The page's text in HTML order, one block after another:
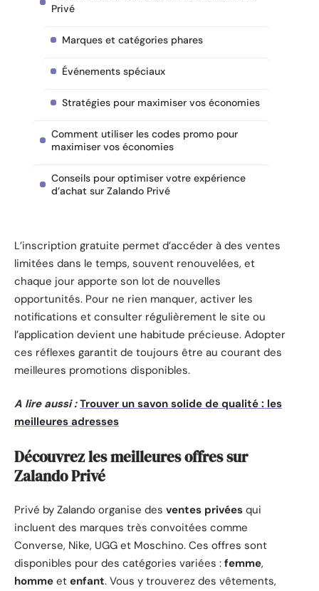
Privé
Marques et catégories phares
Événements spéciaux
Stratégies pour maximiser vos économies
Comment utiliser les codes promo pour
maximiser vos économies
Conseils pour optimiser votre expérience
d’achat sur Zalando Privé
L’inscription gratuite permet d’accéder à des ventes
limitées dans le temps, souvent renouvelées, et
chaque jour apporte son lot de nouvelles
opportunités. Pour ne rien manquer, activer les
notifications et consulter régulièrement le site ou
l’application devient une habitude précieuse. Adopter
ces réflexes garantit de toujours être au courant des
meilleures promotions disponibles.
A lire aussi : Trouver un savon solide de qualité : les
meilleures adresses
Découvrez les meilleures offres sur
Zalando Privé
Privé by Zalando organise des ventes privées qui
incluent des marques très convoitées comme
Converse, Nike, UGG et Moschino. Ces offres sont
disponibles pour des catégories variées : femme,
homme et enfant. Vous y trouverez des vêtements,